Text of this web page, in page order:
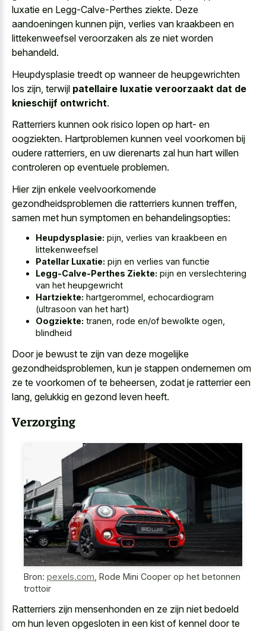
luxatie en Legg-Calve-Perthes ziekte. Deze
aandoeningen kunnen pijn, verlies van kraakbeen en
littekenweefsel veroorzaken als ze niet worden
behandeld.
Heupdysplasie treedt op wanneer de heupgewrichten
los zijn, terwijl patellaire luxatie veroorzaakt dat de
knieschijf ontwricht.
Ratterriers kunnen ook risico lopen op hart- en
oogziekten. Hartproblemen kunnen veel voorkomen bij
oudere ratterriers, en uw dierenarts zal hun hart willen
controleren op eventuele problemen.
Hier zijn enkele veelvoorkomende
gezondheidsproblemen die ratterriers kunnen treffen,
samen met hun symptomen en behandelingsopties:
Heupdysplasie: pijn, verlies van kraakbeen en
littekenweefsel
Patellar Luxatie: pijn en verlies van functie
Legg-Calve-Perthes Ziekte: pijn en verslechtering
van het heupgewricht
Hartziekte: hartgerommel, echocardiogram
(ultrasoon van het hart)
Oogziekte: tranen, rode en/of bewolkte ogen,
blindheid
Door je bewust te zijn van deze mogelijke
gezondheidsproblemen, kun je stappen ondernemen om
ze te voorkomen of te beheersen, zodat je ratterrier een
lang, gelukkig en gezond leven heeft.
Verzorging
Bron: pexels.com Rode Mini Cooper op het betonnen
trottoir
Ratterriers zijn mensenhonden en ze zijn niet bedoeld
om hun leven opgesloten in een kist of kennel door te